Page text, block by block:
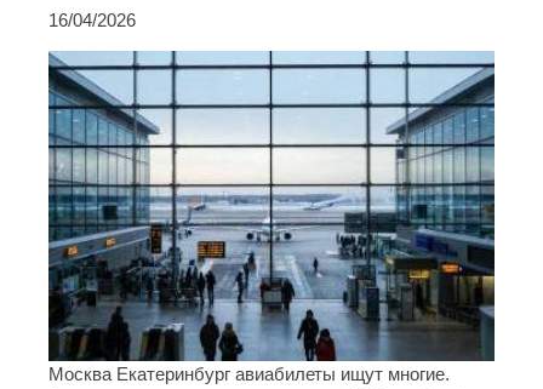
16/04/2026
Москва Екатеринбург авиабилеты ищут многие.